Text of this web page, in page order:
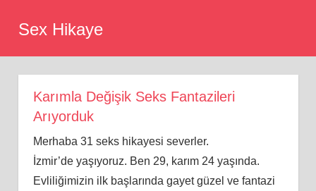
Sex Hikaye
Karımla Değişik Seks Fantazileri
Arıyorduk
Merhaba 31 seks hikayesi severler.
zmir’deyaşıyoruz. Ben 29, karım 24 yaşında.
Evliliğimizin ilk başlarında gayet güzel ve fantazi